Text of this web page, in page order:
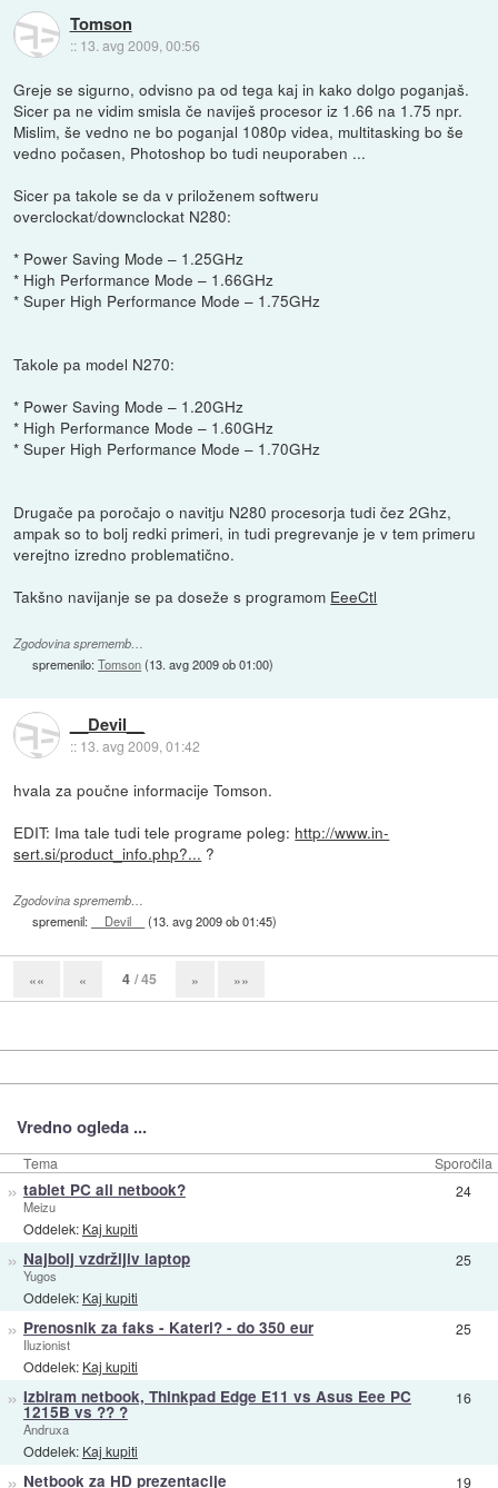
Tomson
:: 13. avg 2009, 00:56
Greje se sigurno, odvisno pa od tega kaj in kako dolgo poganjaš.
Sicer pa ne vidim smisla če naviješ procesor iz 1.66 na 1.75 npr.
Mislim, še vedno ne bo poganjal 1080p videa, multitasking bo še
vedno počasen, Photoshop bo tudi neuporaben ...
Sicer pa takole se da v priloženem softweru
overclockat/downclockat N280:
* Power Saving Mode – 1.25GHz
* High Performance Mode – 1.66GHz
* Super High Performance Mode – 1.75GHz
Takole pa model N270:
* Power Saving Mode – 1.20GHz
* High Performance Mode – 1.60GHz
* Super High Performance Mode – 1.70GHz
Drugače pa poročajo o navitju N280 procesorja tudi čez 2Ghz,
ampak so to bolj redki primeri, in tudi pregrevanje je v tem primeru
verejtno izredno problematično.
Takšno navijanje se pa doseže s programom EeeCtl
Zgodovina sprememb…
spremenilo:Tomson(13. avg 2009 ob 01:00)
__Devil__
:: 13. avg 2009, 01:42
hvala za poučne informacije Tomson.
EDIT: Ima tale tudi tele programe poleg: http://www.in-
sert.si/product_info.php?... ?
Zgodovina sprememb…
spremenil: __Devil__ (13. avg 2009 ob 01:45)
«« « 4 / 45 » »»
Vredno ogleda ...
Tema Sporočila
» tablet PC ali netbook?
Meizu
Oddelek: Kaj kupiti
24
» Najbolj vzdržljiv laptop
Yugos
Oddelek: Kaj kupiti
25
» Prenosnik za faks - Kateri? - do 350 eur
Iluzionist
Oddelek: Kaj kupiti
25
» Izbiram netbook, Thinkpad Edge E11 vs Asus Eee PC
1215B vs ?? ?
Andruxa
Oddelek: Kaj kupiti
16
» Netbook za HD prezentacije 19